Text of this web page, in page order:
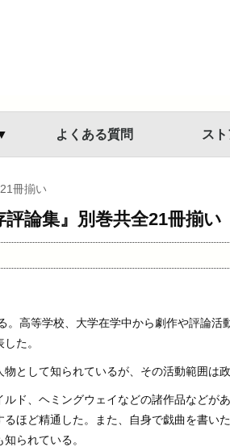
よくある質問 ス
冊揃い
論集』別巻共全21冊揃い
。高等学校、大学在学中から劇作や評論
た。
として知られているが、その活動範囲は
ド、ヘミングウェイなどの諸作品などが
ほど精通した。また、自身で戯曲を書い
られている。